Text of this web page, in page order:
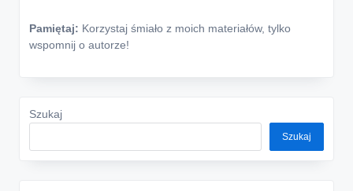
Pamiętaj: Korzystaj śmiało z moich materiałów, tylko
wspomnij o autorze!
Szukaj
Szukaj